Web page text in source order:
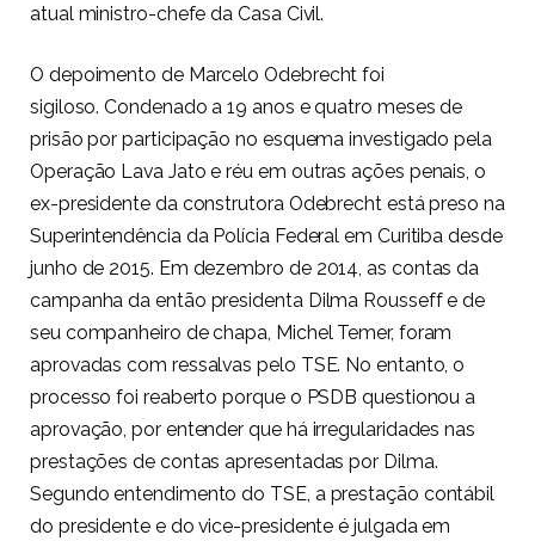
atual ministro-chefe da Casa Civil.
O depoimento de Marcelo Odebrecht foi
sigiloso. Condenado a 19 anos e quatro meses de
prisão por participação no esquema investigado pela
Operação Lava Jato e réu em outras ações penais, o
ex-presidente da construtora Odebrecht está preso na
Superintendência da Polícia Federal em Curitiba desde
junho de 2015. Em dezembro de 2014, as contas da
campanha da então presidenta Dilma Rousseff e de
seu companheiro de chapa, Michel Temer, foram
aprovadas com ressalvas pelo TSE. No entanto, o
processo foi reaberto porque o PSDB questionou a
aprovação, por entender que há irregularidades nas
prestações de contas apresentadas por Dilma.
Segundo entendimento do TSE, a prestação contábil
do presidente e do vice-presidente é julgada em